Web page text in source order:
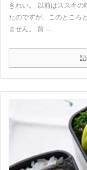
きれい。 以前はススキ
たのですが、このところ
ません。 前 ...